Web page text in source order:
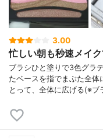
3.00
忙しい朝も秒速メイ
ブラシひと塗りで3色グ
たベースを指でまぶた全
とって、全体に広げる(※ブ